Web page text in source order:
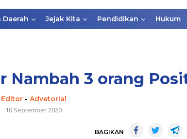
Daerah Jejak Kita Pendidikan Hukum
Nambah 3 orang
Editor- Advetorial
10 September 2020
BAGIKAN